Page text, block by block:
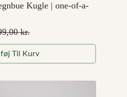
Kugle | one-of-a-
kr.
Til Kurv